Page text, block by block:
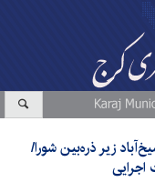
زیر ذره‌بین شورا/
اجرایی